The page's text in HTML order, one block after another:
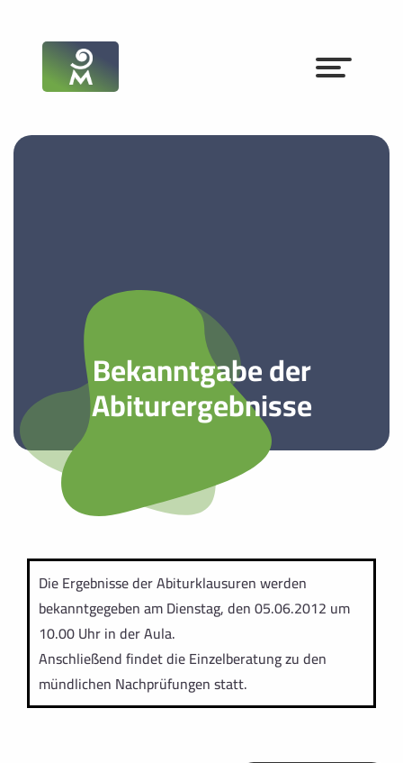
Bekanntgabe der
Abiturergebnisse
Die Ergebnisse der Abiturklausuren werden
bekanntgegeben am Dienstag, den 05.06.2012 um
10.00 Uhr in der Aula.
Anschließend findet die Einzelberatung zu den
mündlichen Nachprüfungen statt.